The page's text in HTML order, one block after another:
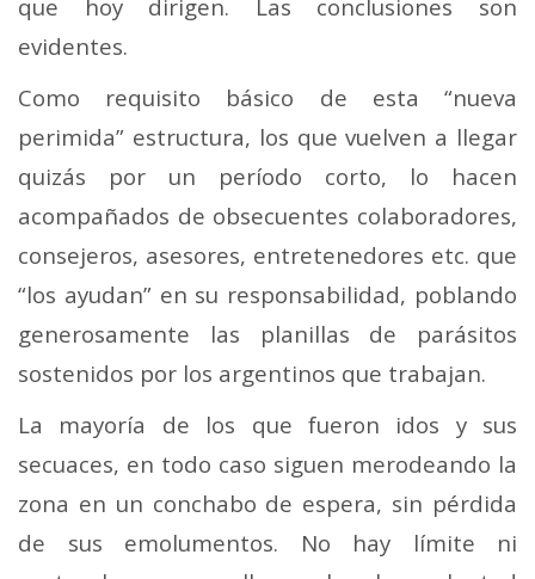
que hoy dirigen. Las conclusiones son
evidentes.
Como requisito básico de esta “nueva
perimida” estructura, los que vuelven a llegar
quizás por un período corto, lo hacen
acompañados de obsecuentes colaboradores,
consejeros, asesores, entretenedores etc. que
“los ayudan” en su responsabilidad, poblando
generosamente las planillas de parásitos
sostenidos por los argentinos que trabajan.
La mayoría de los que fueron idos y sus
secuaces, en todo caso siguen merodeando la
zona en un conchabo de espera, sin pérdida
de sus emolumentos. No hay límite ni